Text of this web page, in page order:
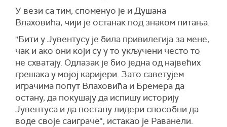
У вези са тим, споменуо је и Душана
Влаховића, чији је останак под знаком питања.
"Бити у Јувентусу је била привилегија за мене,
чак и ако они који су у то укључени често то
не схватају. Одлазак је био једна од највећих
грешака у мојој каријери. Зато саветујем
играчима попут Влаховића и Бремера да
остану, да покушају да испишу историју
Јувентуса и да постану лидери способни да
воде своје саиграче“, истакао је Раванели.